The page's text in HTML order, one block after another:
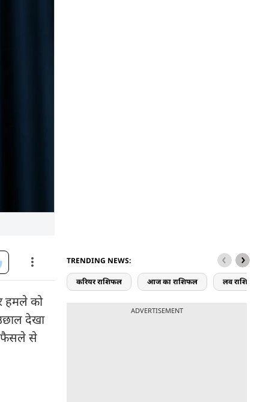
हमले को
देखा
फैसले से
TRENDING NEWS:
करियर राशिफल आज का राशिफल लव राशिफल
ADVERTISEMENT